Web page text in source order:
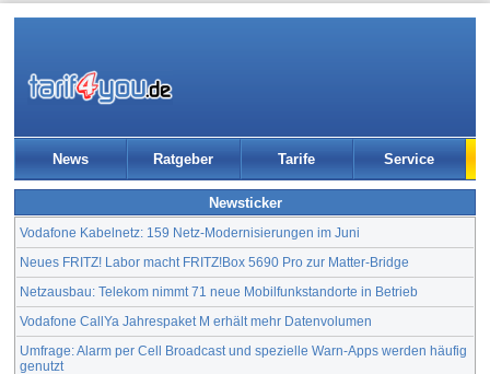
News Ratgeber Tarife Service
Newsticker
Vodafone Kabelnetz: 159 Netz-Modernisierungen im Juni
Neues FRITZ! Labor macht FRITZ!Box 5690 Pro zur Matter-Bridge
Netzausbau: Telekom nimmt 71 neue Mobilfunkstandorte in Betrieb
Vodafone CallYa Jahrespaket M erhält mehr Datenvolumen
Umfrage: Alarm per Cell Broadcast und spezielle Warn-Apps werden häufig
genutzt